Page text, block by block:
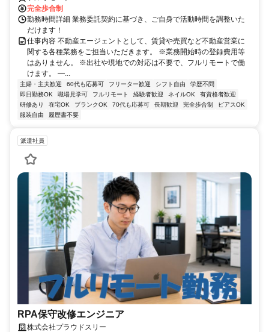
完全歩合制
勤務時間詳細 業務委託契約に基づき、ご自身で活動時間を調整いた
だけます！
仕事内容 不動産エージェントとして、賃貸や売買など不動産営業に
関する各種業務をご担当いただきます。 ※業務開始時の登録費用等
はありません。 ※出社や現地での対応は不要で、フルリモートで働
けます。 ━...
主婦・主夫歓迎 60代も応募可 フリーター歓迎 シフト自由
学歴不問
即日勤務OK
職場見学可 フルリモート 経験者歓迎 ネイルOK
有資格者歓迎
研修あり
在宅OK ブランクOK 70代も応募可 長期歓迎 完全歩合制
ピアスOK
服装自由
履歴書不要
派遣社員
RPA保守改修エンジニア
株式会社プラウドスリー